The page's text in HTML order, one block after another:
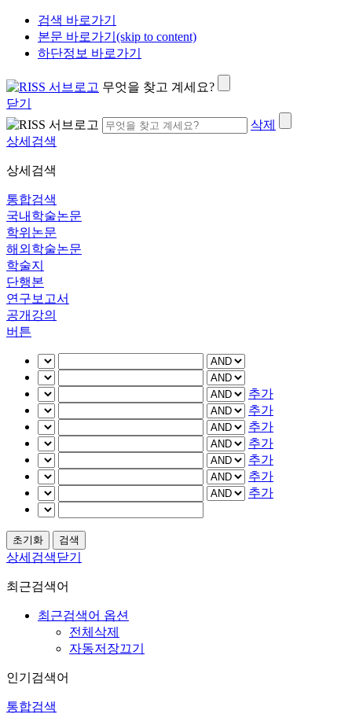
검색 바로가기
본문 바로가기(skip to content)
하단정보 바로가기
무엇을 찾고 계세요?
닫기
삭제
상세검색
상세검색
통합검색
국내학술논문
학위논문
해외학술논문
학술지
단행본
연구보고서
공개강의
버튼
추가
추가
추가
추가
추가
추가
추가
상세검색닫기
최근검색어
최근검색어 옵션
전체삭제
자동저장끄기
인기검색어
통합검색